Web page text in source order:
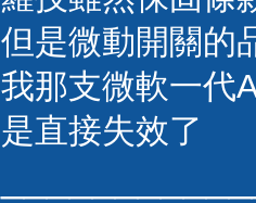
但是微動開關的
我那支微軟一代
是直接失效了